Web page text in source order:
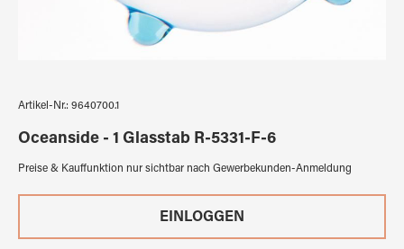
Artikel-Nr.: 9640700.1
Oceanside - 1 Glasstab R-5331-F-6
Preise & Kauffunktion nur sichtbar nach Gewerbekunden-Anmeldung
EINLOGGEN